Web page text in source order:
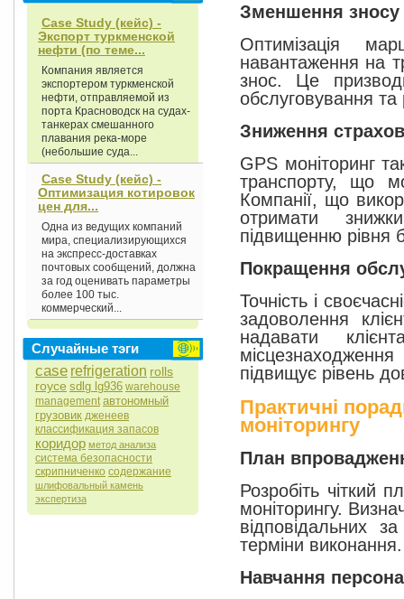
Case Study (кейс) -
Экспорт туркменской
нефти (по теме...
Компания является
экспортером туркменской
нефти, отправляемой из
порта Красноводск на судах-
танкерах смешанного
плавания река-море
(небольшие суда...
Case Study (кейс) -
Оптимизация котировок
цен для...
Одна из ведущих компаний
мира, специализирующихся
на экспресс-доставках
почтовых сообщений, должна
за год оценивать параметры
более 100 тыс.
коммерческий...
Случайные тэги
case refrigeration rolls
royce sdlg lg936 warehouse
management автономный
грузовик дженеев
классификация запасов
коридор метод анализа
система безопасности
скрипниченко содержание
шлифовальный камень
экспертиза
Зменшення зносу
Оптимізація
навантаження на
знос. Це
обслуговування та
Зниження
GPS моніторинг
транспорту, що
Компанії, що
отримати
підвищенню рівня
Покращення
Точність і
задоволення
надавати
підвищує рівень
Практичні
моніторингу
План
Розробіть чіткий
моніторингу.
відповідальних
терміни виконання.
Навчання